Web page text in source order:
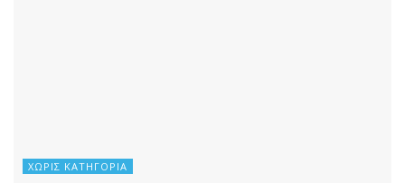
ΧΩΡΊΣ ΚΑΤΗΓΟΡΊΑ